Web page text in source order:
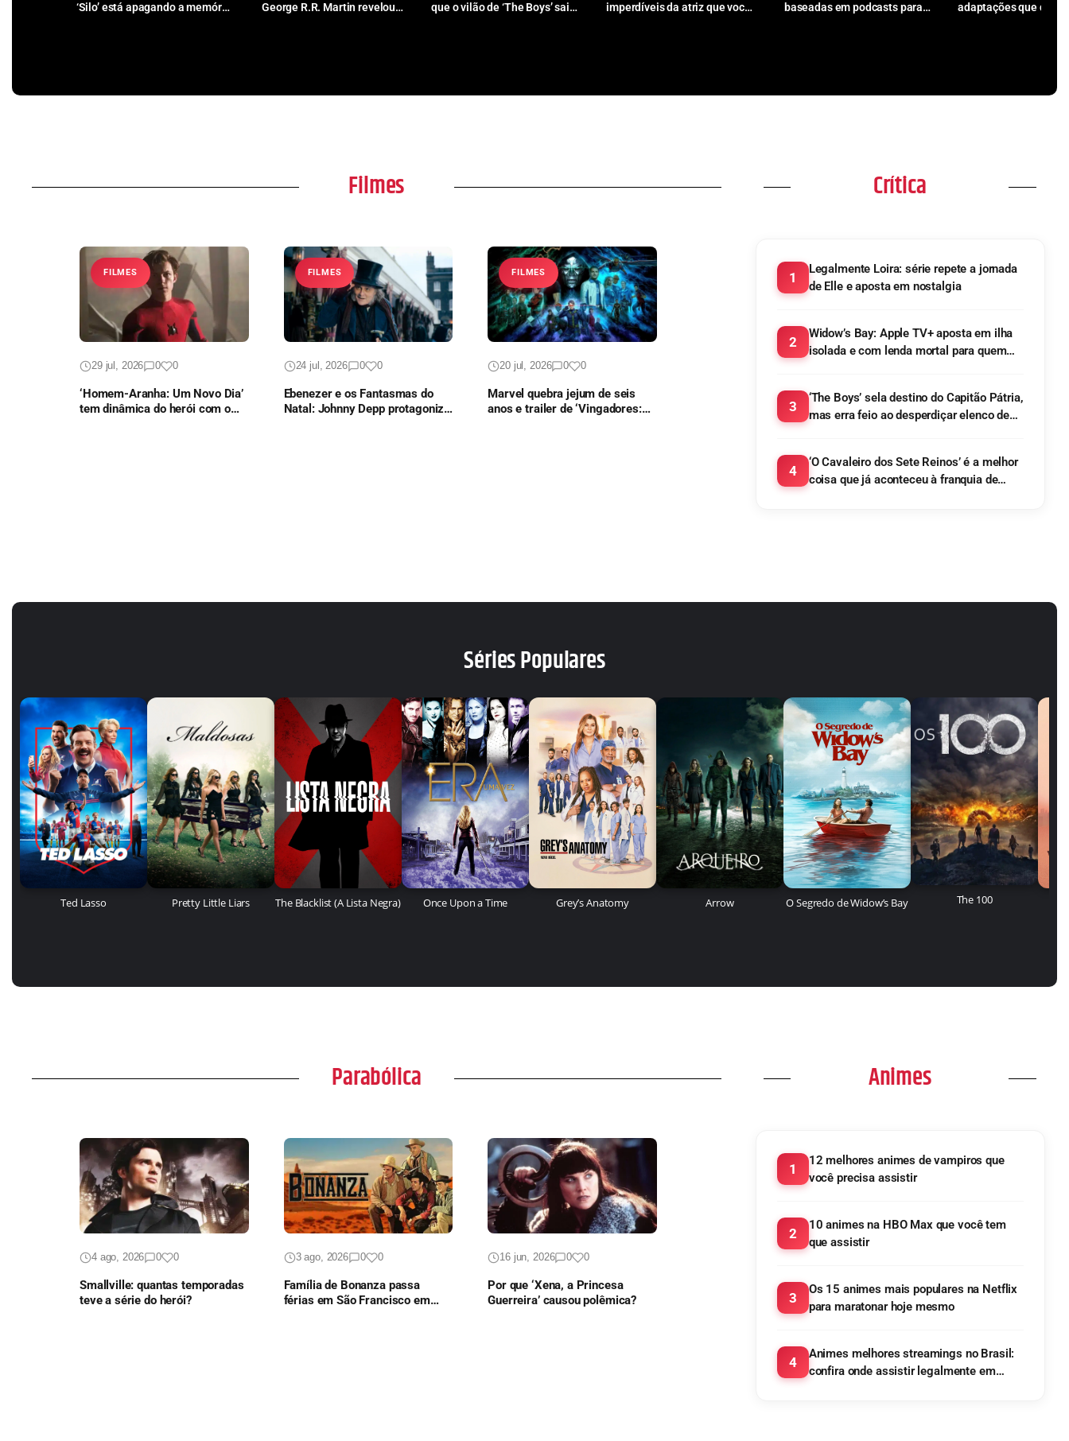
‘Silo’ está apagando a memória
George R.R. Martin revelou
que o vilão de ‘The Boys’ saiu
imperdíveis da atriz que você
baseadas em podcasts para
adaptações que
Filmes
FILMES
29 jul, 2026 0 0
‘Homem-Aranha: Um Novo Dia’
tem dinâmica do herói com o
FILMES
24 jul, 2026 0 0
Ebenezer e os Fantasmas do
Natal: Johnny Depp protagoniza
FILMES
20 jul, 2026 0 0
Marvel quebra jejum de seis
anos e trailer de ‘Vingadores:
Crítica
1
Legalmente Loira: série repete a jornada
de Elle e aposta em nostalgia
2
Widow’s Bay: Apple TV+ aposta em ilha
isolada e com lenda mortal para quem
3
‘The Boys’ sela destino do Capitão Pátria,
mas erra feio ao desperdiçar elenco de
4
‘O Cavaleiro dos Sete Reinos’ é a melhor
coisa que já aconteceu à franquia de
Séries Populares
Ted Lasso Pretty Little Liars The Blacklist (A Lista Negra) Once Upon a Time Grey’s Anatomy Arrow O Segredo de Widow’s Bay The 100
Parabólica
4 ago, 2026 0 0
Smallville: quantas temporadas
teve a série do herói?
3 ago, 2026 0 0
Família de Bonanza passa
férias em São Francisco em
16 jun, 2026 0 0
Por que ‘Xena, a Princesa
Guerreira’ causou polêmica?
Animes
1
12 melhores animes de vampiros que
você precisa assistir
2
10 animes na HBO Max que você tem
que assistir
3
Os 15 animes mais populares na Netflix
para maratonar hoje mesmo
4
Animes melhores streamings no Brasil:
confira onde assistir legalmente em